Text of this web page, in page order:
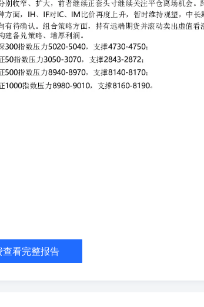
查看完整报告